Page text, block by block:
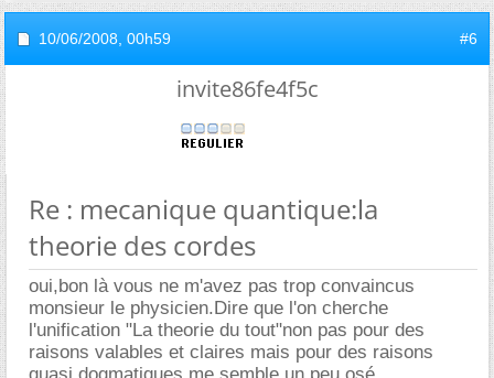
10/06/2008, 00h59 #6
invite86fe4f5c
Re : mecanique quantique:la
theorie des cordes
oui,bon là vous ne m'avez pas trop convaincus
monsieur le physicien.Dire que l'on cherche
l'unification "La theorie du tout"non pas pour des
raisons valables et claires mais pour des raisons